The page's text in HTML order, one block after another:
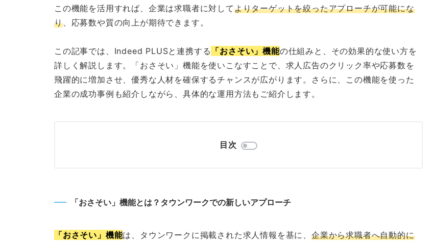
この機能を活用すれば、企業は求職者に対してよりターゲットを絞ったアプローチが可能にな
り、応募数や質の向上が期待できます。
この記事では、Indeed PLUSと連携する 「おさそい」機能の仕組みと、その効果的な使い方を
詳しく解説します。「おさそい」機能を使いこなすことで、求人広告のクリック率や応募数を
飛躍的に増加させ、優秀な人材を確保するチャンスが広がります。さらに、この機能を使った
企業の成功事例も紹介しながら、具体的な運用方法もご紹介します。
目次
「おさそい」機能とは？タウンワークでの新しいアプローチ
「おさそい」機能は、タウンワークに掲載された求人情報を基に、企業から求職者へ自動的に